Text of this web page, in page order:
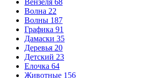
Вензеля 68
Волна 22
Волны 187
Графика 91
Дамаски 35
Деревья 20
Детский 23
Елочка 64
Животные 156